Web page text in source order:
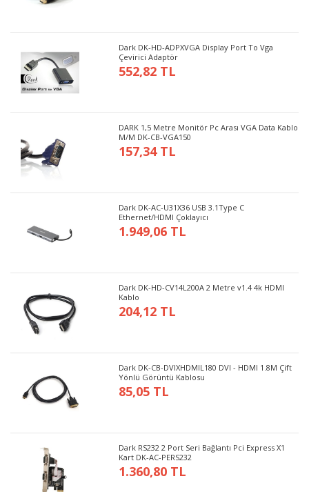
Dark DK-HD-ADPXVGA Display Port To Vga
Çevirici Adaptör
552,82 TL
DARK 1,5 Metre Monitör Pc Arası VGA Data Kablo
M/M DK-CB-VGA150
157,34 TL
Dark DK-AC-U31X36 USB 3.1Type C
Ethernet/HDMI Çoklayıcı
1.949,06 TL
Dark DK-HD-CV14L200A 2 Metre v1.4 4k HDMI
Kablo
204,12 TL
Dark DK-CB-DVIXHDMIL180 DVI - HDMI 1.8M Çift
Yönlü Görüntü Kablosu
85,05 TL
Dark RS232 2 Port Seri Bağlantı Pci Express X1
Kart DK-AC-PERS232
1.360,80 TL